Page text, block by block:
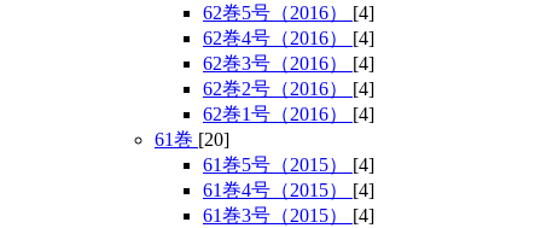
62巻5号（2016） [4]
62巻4号（2016） [4]
62巻3号（2016） [4]
62巻2号（2016） [4]
62巻1号（2016） [4]
61巻 [20]
61巻5号（2015） [4]
61巻4号（2015） [4]
61巻3号（2015） [4]